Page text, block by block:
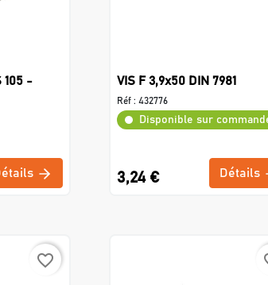
105 -
VIS F 3,9x50 DIN 7981
Réf : 432776
Disponible sur
3,24 € Détails
favorite_border